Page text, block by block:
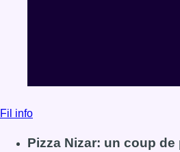
Fil info
Pizza Nizar: un coup